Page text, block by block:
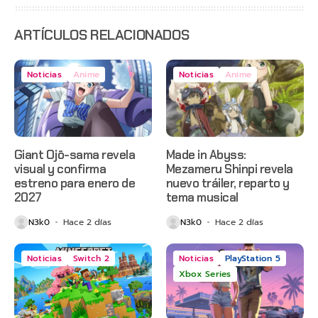
ARTÍCULOS RELACIONADOS
Noticias Anime
Giant Ojō-sama revela
visual y confirma
estreno para enero de
2027
N3k0 Hace 2 días
Noticias Anime
Made in Abyss:
Mezameru Shinpi revela
nuevo tráiler, reparto y
tema musical
N3k0 Hace 2 días
Noticias Switch 2 Noticias
PlayStation 5
Xbox Series